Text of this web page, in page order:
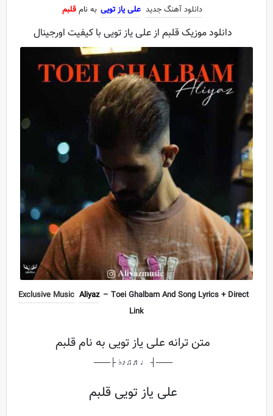
دانلود آهنگ جدید علی یاز تویی به نام قلبم
دانلود موزیک قلبم از علی یاز تویی با کیفیت اورجینال
Exclusive Music Aliyaz – Toei Ghalbam And Song Lyrics + Direct
Link
متن ترانه علی یاز تویی به نام قلبم
───┤ ♩♬♫♪♭ ├───
علی یاز تویی قلبم